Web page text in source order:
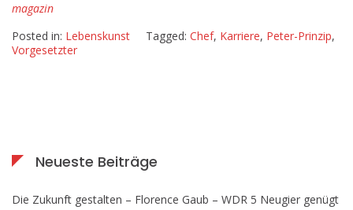
Chef-
magazin
Posted in: Lebenskunst Tagged: Chef, Karriere, Peter-Prinzip,
Vorgesetzter
Neueste Beiträge
Die Zukunft gestalten – Florence Gaub – WDR 5 Neugier genügt